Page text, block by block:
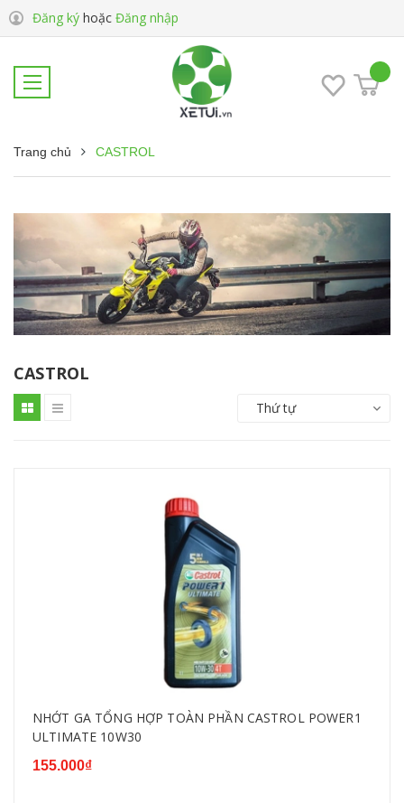
Đăng ký hoặc Đăng nhập
Trang chủ CASTROL
CASTROL
Thứ tự
NHỚT GA TỔNG HỢP TOÀN PHẦN CASTROL POWER1
ULTIMATE 10W30
155.000₫